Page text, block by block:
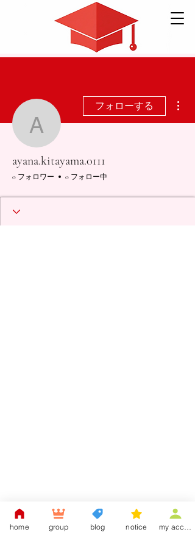
フォローする
ayana.kitayama.0111
0 フォロワー 0 フォロー中
home group blog notice